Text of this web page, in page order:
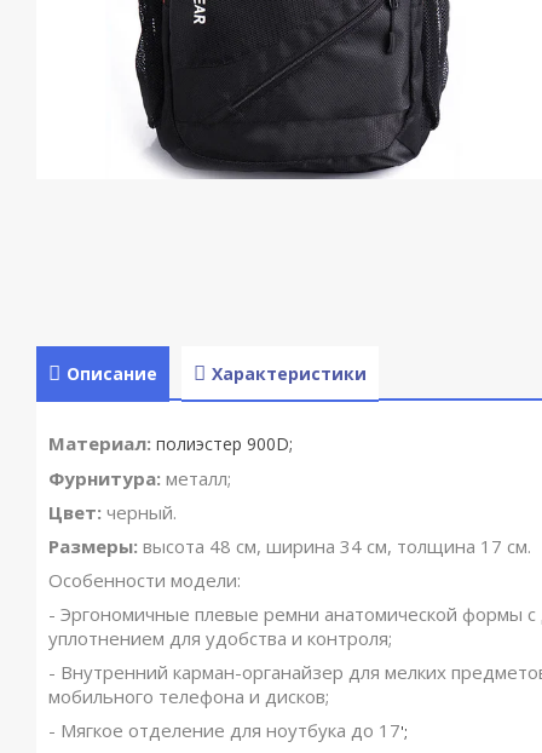
Описание Характеристики
Материал: полиэстер 900D;
Фурнитура: металл;
Цвет: черный.
Размеры: высота 48 см, ширина 34 см, толщина 17 см.
Особенности модели:
- Эргономичные плевые ремни анатомической формы
уплотнением для удобства и контроля;
- Внутренний карман-органайзер для мелких
мобильного телефона и дисков;
- Мягкое отделение для ноутбука до 17';